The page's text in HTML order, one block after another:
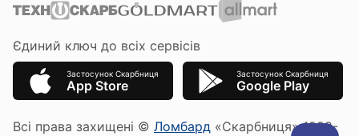
Єдиний ключ до всіх сервісів
Застосунок Скарбниця
App Store
Застосунок Скарбниця
Google Play
Всі права захищені © Ломбард «Скарбниця» 1992-